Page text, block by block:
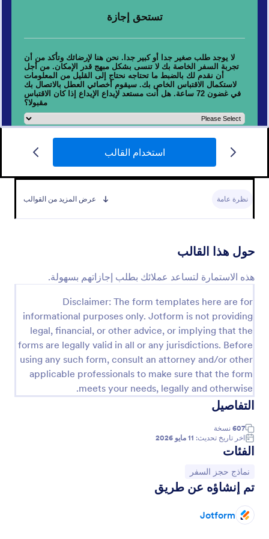
استخدام القالب
نظرة عامة عرض المزيد من القوالب
حول هذا القالب
هذه الاستمارة لتساعد عملائك بطلب إجازاتهم بسهولة.
Disclaimer: The form templates here are for
informational purposes only. Jotform is not providing
legal, financial, or other advice, or implying that the
forms are legally valid in all or any jurisdictions. Before
using any such form, consult an attorney and/or other
applicable professionals to make sure that the form
meets your needs, legally and otherwise.
التفاصيل
607 نسخة
اخر تاريخ تحديث: 11 مايو 2026
الفئات
انتقل إلى الفئة:
نماذج حجز السفر
تم إنشاؤه عن طريق
Jotform
نموذج تذكرة طيران
تستخدم شركات الطيران قالب تذكرة الطائرة لحجز
التذاكر لعملائها عبر الإنترنت. هل أنت وكيل سفر أو شركة
الإنترنت؟ يعد نموذج تذاكر الطائرة المجاني الخاص بنا
إرساله بالبريد الإلكتروني إلى العملاء كنموذج لخط سير
الرحلة أو وثيقة السفر لإحضارها في يوم الرحلة. ستبدأ
انطلاقة سريعة باستخدام نموذج تذكرة الطيران الجاهز،
ولكن إذا كنت ترغب في تخصيص القالب، فإن أداة إنشاء
النماذج بالسحب والإفلات من Jotform تضمن أنك لن تضل
الطريق عندما يتعلق الأمر بالتصميم. ما عليك سوى سحب
العناصر وإفلاتها لإضافة شعارك وتحديد تفاصيل الرحلة
وتحديث الشروط والأحكام. لماذا لا تدمج النموذج المرفق
مع إحدى بوابات الدفع لدينا لقبول المدفوعات الآمنة عبر
الإنترنت؟ جرب نموذج تذاكر الطائرة الخاص بنا اليوم
لإنشاء تذاكر طائرة احترافية وموحدة على الفور - يمكنها
أن توفر لك الوقت، وتنظم سجلاتك، وتساعدك على إدارة
معاينة